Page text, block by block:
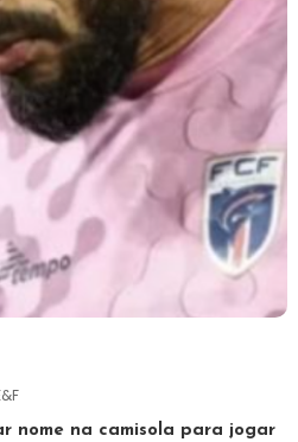
nome na camisola para jogar